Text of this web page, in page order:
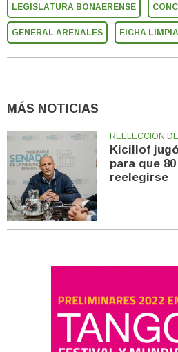
LEGISLATURA BONAERENSE
GENERAL ARENALES FICHA LIMPIA
MÁS NOTICIAS
REELECCIÓN
Kicillof
para que
reelegirse